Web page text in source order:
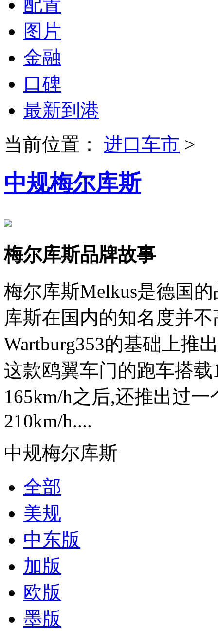
配置
图片
金融
口碑
最新到港
当前位置：
进口车市 >
中规梅尔库斯
梅尔库斯品牌故事
梅尔库斯Melkus是德国
库斯在国内的知名度并
Wartburg353的基础上推
这款鸥翼车门的跑车搭
165km/h之后,还推出过
210km/h....
中规梅尔库斯
全部
美规
中东版
加版
欧版
墨版